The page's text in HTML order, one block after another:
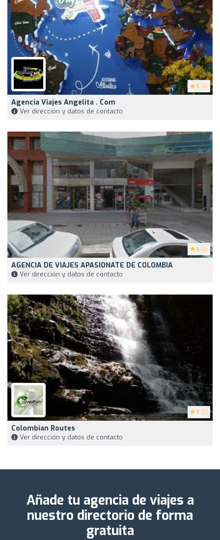
5 (4)
Agencia Viajes Angelita . Com
Ver dirección y datos de contacto
5 (2)
AGENCIA DE VIAJES APASIONATE DE COLOMBIA
Ver dirección y datos de contacto
3 (2)
Colombian Routes
Ver dirección y datos de contacto
Añade tu agencia de viajes a
nuestro directorio de forma
gratuita